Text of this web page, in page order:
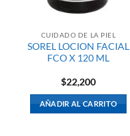
CUIDADO DE LA PIEL
SOREL LOCION FACIAL
FCO X 120 ML
$22,200
AÑADIR AL CARRITO